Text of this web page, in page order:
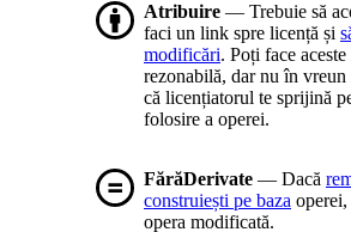
Atribuire — Trebuie să
faci un link spre licență și
modificări. Poți face
rezonabilă, dar nu în vreun
că licențiatorul te sprijină
folosire a operei.
FărăDerivate — Dacă
construiești pe baza
opera modificată.